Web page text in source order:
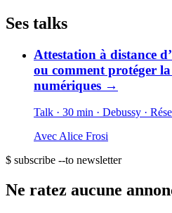
Ses talks
Attestation à distance
ou comment protéger
numériques →
Talk · 30 min · Debussy ·
AvecAlice Frosi
$ subscribe --to newsletter
Ne ratez aucune